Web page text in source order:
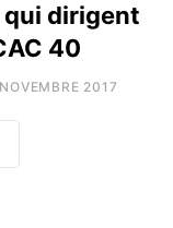
qui dirigent
40
2017